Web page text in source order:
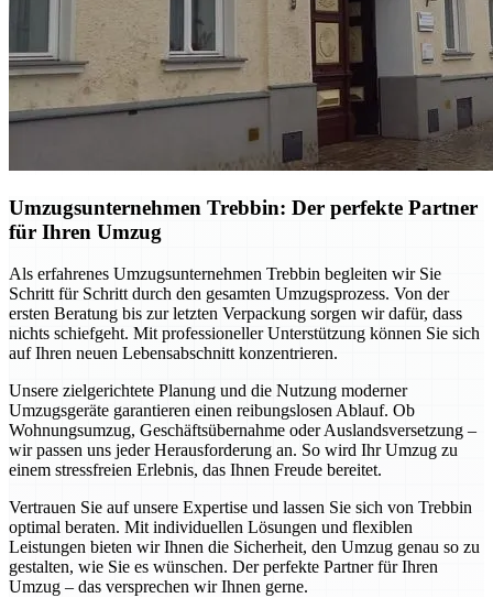
Umzugsunternehmen Trebbin: Der perfekte Partner
für Ihren Umzug
Als erfahrenes Umzugsunternehmen Trebbin begleiten wir Sie
Schritt für Schritt durch den gesamten Umzugsprozess. Von der
ersten Beratung bis zur letzten Verpackung sorgen wir dafür, dass
nichts schiefgeht. Mit professioneller Unterstützung können Sie sich
auf Ihren neuen Lebensabschnitt konzentrieren.
Unsere zielgerichtete Planung und die Nutzung moderner
Umzugsgeräte garantieren einen reibungslosen Ablauf. Ob
Wohnungsumzug, Geschäftsübernahme oder Auslandsversetzung –
wir passen uns jeder Herausforderung an. So wird Ihr Umzug zu
einem stressfreien Erlebnis, das Ihnen Freude bereitet.
Vertrauen Sie auf unsere Expertise und lassen Sie sich von Trebbin
optimal beraten. Mit individuellen Lösungen und flexiblen
Leistungen bieten wir Ihnen die Sicherheit, den Umzug genau so zu
gestalten, wie Sie es wünschen. Der perfekte Partner für Ihren
Umzug – das versprechen wir Ihnen gerne.